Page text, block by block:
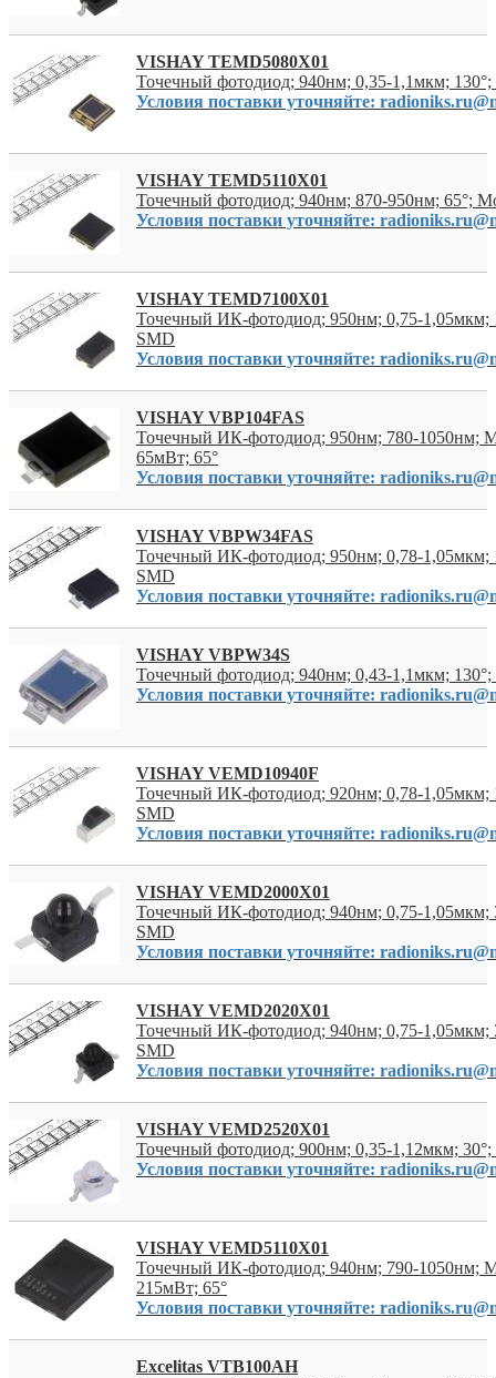
VISHAY TEMD5080X01
Точечный фотодиод; 940нм; 0,35-1,1мкм;
Условия поставки уточняйте:
VISHAY TEMD5110X01
Точечный фотодиод; 940нм; 870-950нм; 65°;
Условия поставки уточняйте:
VISHAY TEMD7100X01
Точечный ИК-фотодиод; 950нм; 0,75-1,05мкм;
SMD
Условия поставки уточняйте:
VISHAY VBP104FAS
Точечный ИК-фотодиод; 950нм; 780-1050нм;
65мВт; 65°
Условия поставки уточняйте:
VISHAY VBPW34FAS
Точечный ИК-фотодиод; 950нм; 0,78-1,05мкм;
SMD
Условия поставки уточняйте:
VISHAY VBPW34S
Точечный фотодиод; 940нм; 0,43-1,1мкм;
Условия поставки уточняйте:
VISHAY VEMD10940F
Точечный ИК-фотодиод; 920нм; 0,78-1,05мкм;
SMD
Условия поставки уточняйте:
VISHAY VEMD2000X01
Точечный ИК-фотодиод; 940нм; 0,75-1,05мкм;
SMD
Условия поставки уточняйте:
VISHAY VEMD2020X01
Точечный ИК-фотодиод; 940нм; 0,75-1,05мкм;
SMD
Условия поставки уточняйте:
VISHAY VEMD2520X01
Точечный фотодиод; 900нм; 0,35-1,12мкм;
Условия поставки уточняйте:
VISHAY VEMD5110X01
Точечный ИК-фотодиод; 940нм; 790-1050нм;
215мВт; 65°
Условия поставки уточняйте:
Excelitas VTB100AH